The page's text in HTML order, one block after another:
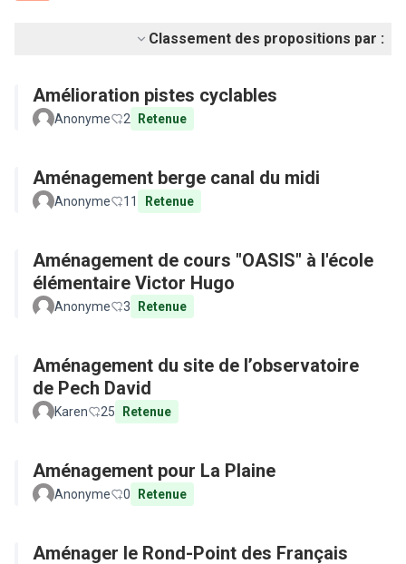
Classement des propositions par :
Amélioration pistes cyclables
Anonyme 2 Retenue
Aménagement berge canal du midi
Anonyme 11 Retenue
Aménagement de cours "OASIS" à l'école
élémentaire Victor Hugo
Anonyme 3 Retenue
Aménagement du site de l’observatoire
de Pech David
Karen 25 Retenue
Aménagement pour La Plaine
Anonyme 0 Retenue
Aménager le Rond-Point des Français